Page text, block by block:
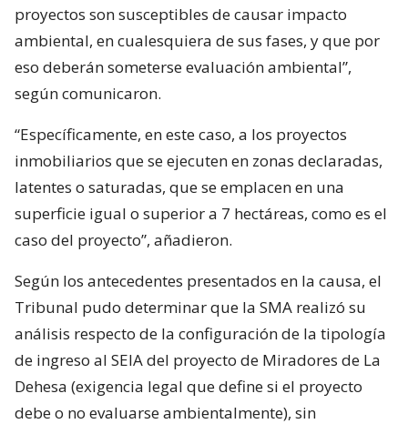
proyectos son susceptibles de causar impacto
ambiental, en cualesquiera de sus fases, y que por
eso deberán someterse evaluación ambiental”,
según comunicaron.
“Específicamente, en este caso, a los proyectos
inmobiliarios que se ejecuten en zonas declaradas,
latentes o saturadas, que se emplacen en una
superficie igual o superior a 7 hectáreas, como es el
caso del proyecto”, añadieron.
Según los antecedentes presentados en la causa, el
Tribunal pudo determinar que la SMA realizó su
análisis respecto de la configuración de la tipología
de ingreso al SEIA del proyecto de Miradores de La
Dehesa (exigencia legal que define si el proyecto
debe o no evaluarse ambientalmente), sin